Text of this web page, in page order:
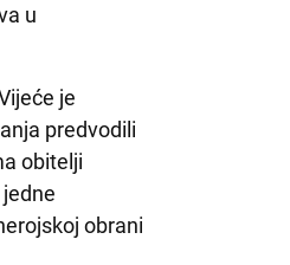
u
je
predvodili
obitelji
obrani